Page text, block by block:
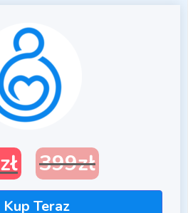
399zł
zł
Kup Teraz